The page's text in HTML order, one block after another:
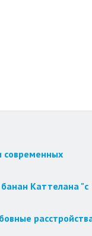
современных
Каттелана "с